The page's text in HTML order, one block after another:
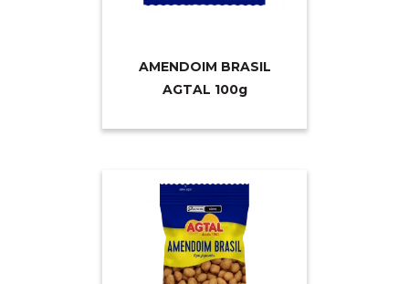
AMENDOIM BRASIL
AGTAL 100g